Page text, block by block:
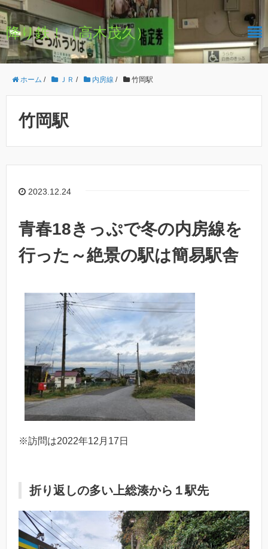
降り鉄！（高木茂久）
ホーム / ＪＲ / 内房線 / 竹岡駅
竹岡駅
2023.12.24
青春18きっぷで冬の内房線を
行った～絶景の駅は簡易駅舎
※訪問は2022年12月17日
折り返しの多い上総湊から１駅先